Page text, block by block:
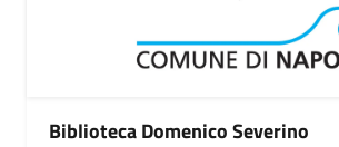
Biblioteca Domenico Severino